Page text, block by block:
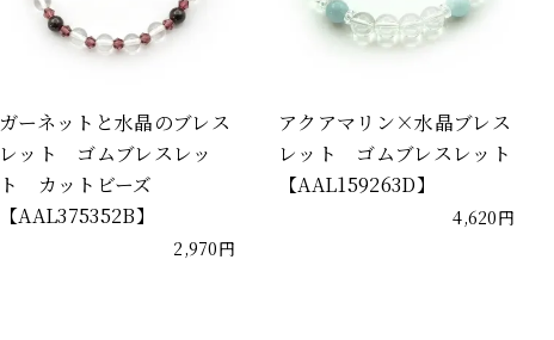
ガーネットと水晶のブレス
レット ゴムブレスレッ
ト カットビーズ
【AAL375352B】
2,970円
アクアマリン×水晶ブレス
レット ゴムブレスレット
【AAL159263D】
4,620円